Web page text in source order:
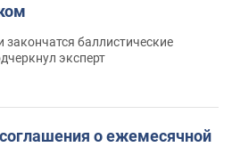
закончатся баллистические
эксперт
о ежемесячной